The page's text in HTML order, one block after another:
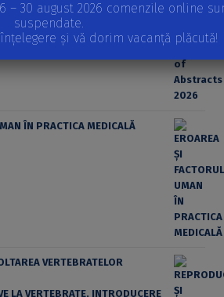
ÎN PRACTICA MEDICALĂ
VERTEBRATELOR
LA VERTEBRATE, INTRODUCERE
– 30 august 2026 comenzile online
suspendate.
și vă dorim vacanță plăcută!